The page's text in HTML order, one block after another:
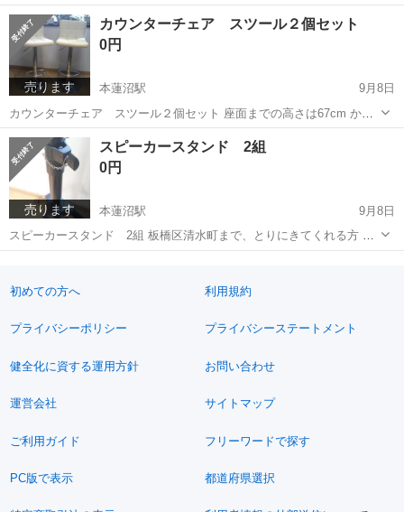
白くすれています。 板橋区清水町まで、とりにきてくれる方 ９月14か
ら16日は全日可、この期間だとありがたいです。 よろしくおねがいし
ます。
東京 板橋区 板橋本町駅 ミラー
売ります
カウンターチェア スツール２個セット
0円
本蓮沼駅
9月8日
カウンターチェア スツール２個セット 座面までの高さは67cm から
76cm可変 プラス背もたれが24cm 座面は40× 36cm 背もたれの厚み
は 4cmほどになります。 板橋区清水町まで、とりにきてくれる方
９...
東京 板橋区 本蓮沼駅 オフィス用家具
売ります
スピーカースタンド 2組
0円
本蓮沼駅
9月8日
スピーカースタンド 2組 板橋区清水町まで、とりにきてくれる方 ９
月14から16日は全日可、この期間だとありがたいです。 よろしくおね
初めての方へ 利用規約
プライバシーポリシー プライバシーステートメント
健全化に資する運用方針 お問い合わせ
運営会社 サイトマップ
ご利用ガイド フリーワードで探す
PC版で表示 都道府県選択